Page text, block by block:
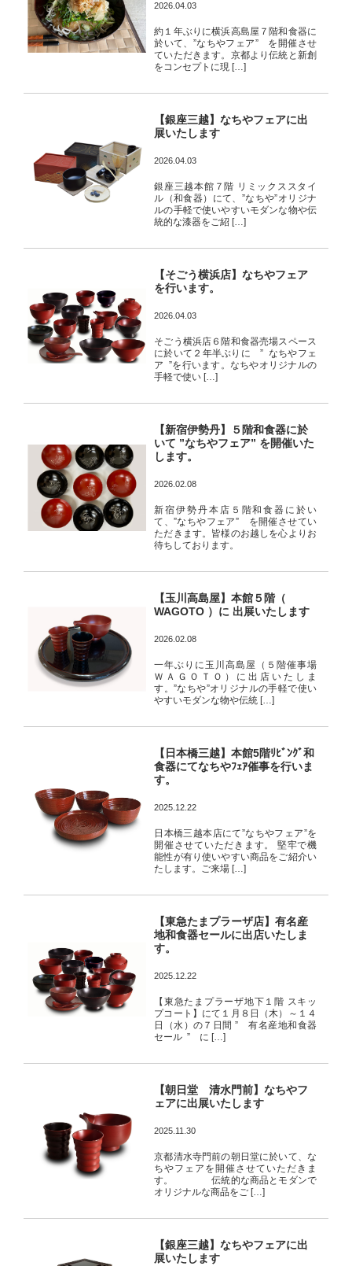
2026.04.03
約１年ぶりに横浜高島屋７階和食器に
於いて、”なちやフェア” を開催させ
ていただきます。京都より伝統と新創
をコンセプトに現 […]
【銀座三越】なちやフェアに出
展いたします
2026.04.03
銀座三越本館７階 リミックススタイ
ル（和食器）にて、”なちや”オリジナ
ルの手軽で使いやすいモダンな物や伝
統的な漆器をご紹 […]
【そごう横浜店】なちやフェア
を行います。
2026.04.03
そごう横浜店６階和食器売場スペース
に於いて２年半ぶりに ” なちやフェ
ア ”を行います。なちやオリジナルの
手軽で使い […]
【新宿伊勢丹】５階和食器に於
いて ”なちやフェア” を開催いた
します。
2026.02.08
新宿伊勢丹本店５階和食器に於い
て、”なちやフェア” を開催させてい
ただきます。皆様のお越しを心よりお
待ちしております。
【玉川高島屋】本館５階（
WAGOTO ）に 出展いたします
2026.02.08
一年ぶりに玉川高島屋（５階催事場
ＷＡＧＯＴＯ）に出店いたしま
す。”なちや”オリジナルの手軽で使い
やすいモダンな物や伝統 […]
【日本橋三越】本館5階ﾘﾋﾞﾝｸﾞ和
食器にてなちやﾌｪｱ催事を行いま
す。
2025.12.22
日本橋三越本店にて”なちやフェア”を
開催させていただきます。 堅牢で機
能性が有り使いやすい商品をご紹介い
たします。ご来場 […]
【東急たまプラーザ店】有名産
地和食器セールに出店いたしま
す。
2025.12.22
【東急たまプラーザ地下１階 スキッ
プコート】にて１月８日（木）～１４
日（水）の７日間 ” 有名産地和食器
セール ” に […]
【朝日堂 清水門前】なちやフ
ェアに出展いたします
2025.11.30
京都清水寺門前の朝日堂に於いて、な
ちやフェアを開催させていただきま
す。 伝統的な商品とモダンで
オリジナルな商品をご […]
【銀座三越】なちやフェアに出
展いたします